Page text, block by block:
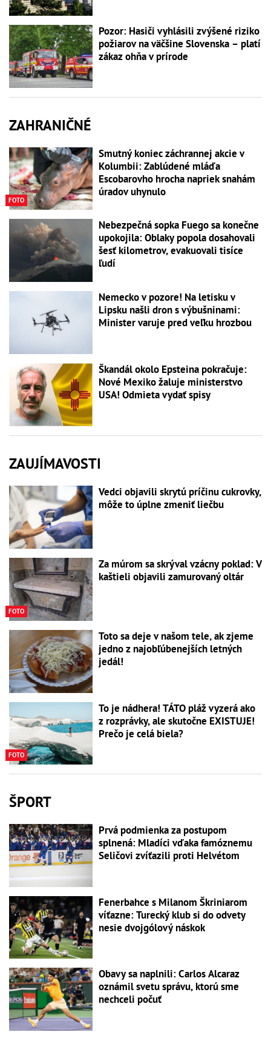
Pozor: Hasiči vyhlásili zvýšené riziko
požiarov na väčšine Slovenska – platí
zákaz ohňa v prírode
ZAHRANIČNÉ
FOTO
Smutný koniec záchrannej akcie v
Kolumbii: Zablúdené mláďa
Escobarovho hrocha napriek snahám
úradov uhynulo
Nebezpečná sopka Fuego sa konečne
upokojila: Oblaky popola dosahovali
šesť kilometrov, evakuovali tisíce
ľudí
Nemecko v pozore! Na letisku v
Lipsku našli dron s výbušninami:
Minister varuje pred veľku hrozbou
Škandál okolo Epsteina pokračuje:
Nové Mexiko žaluje ministerstvo
USA! Odmieta vydať spisy
ZAUJÍMAVOSTI
Vedci objavili skrytú príčinu cukrovky,
môže to úplne zmeniť liečbu
FOTO
Za múrom sa skrýval vzácny poklad: V
kaštieli objavili zamurovaný oltár
Toto sa deje v našom tele, ak zjeme
jedno z najobľúbenejších letných
jedál!
FOTO
To je nádhera! TÁTO pláž vyzerá ako
z rozprávky, ale skutočne EXISTUJE!
Prečo je celá biela?
ŠPORT
Prvá podmienka za postupom
splnená: Mladíci vďaka famóznemu
Seličovi zvíťazili proti Helvétom
Fenerbahce s Milanom Škriniarom
víťazne: Turecký klub si do odvety
nesie dvojgólový náskok
Obavy sa naplnili: Carlos Alcaraz
oznámil svetu správu, ktorú sme
nechceli počuť